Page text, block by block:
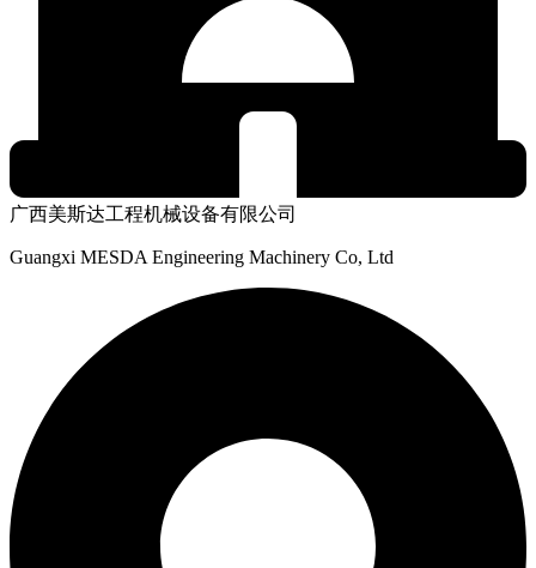
广西美斯达工程机械设备有限公司
Guangxi MESDA Engineering Machinery Co, Ltd